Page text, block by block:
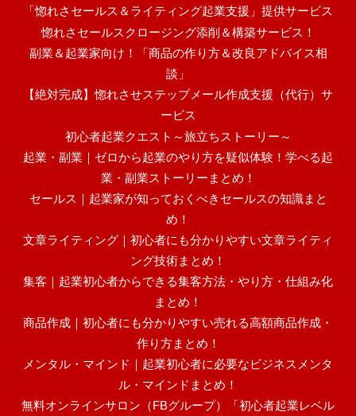
「惚れさセールス＆ライティング起業支援」提供サービス
惚れさセールスクロージング添削＆構築サービス！
副業＆起業家向け！「商品の作り方＆改良アドバイス相
談」
【絶対完成】惚れさせステップメール作成支援（代行）サ
ービス
初心者起業クエスト～旅立ちストーリー～
起業・副業｜ゼロから起業のやり方を疑似体験！学べる起
業・副業ストーリーまとめ！
セールス｜起業家が知っておくべきセールスの知識まと
め！
文章ライティング｜初心者にも分かりやすい文章ライティ
ング技術まとめ！
集客｜起業初心者からできる集客方法・やり方・仕組み化
まとめ！
商品作成｜初心者にも分かりやすい売れる高額商品作成・
作り方まとめ！
メンタル・マインド｜起業初心者に必要なビジネスメンタ
ル・マインドまとめ！
無料オンラインサロン（FBグループ）「初心者起業レベル